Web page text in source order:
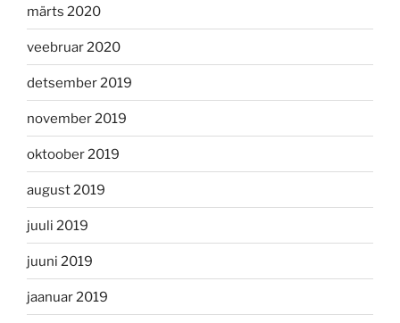
märts 2020
veebruar 2020
detsember 2019
november 2019
oktoober 2019
august 2019
juuli 2019
juuni 2019
jaanuar 2019